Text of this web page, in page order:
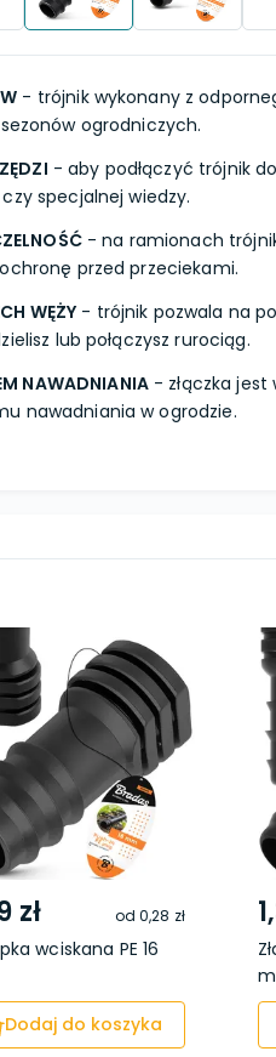
- trójnik wykonany z
ogrodniczych.
- aby podłączyć trójnik
specjalnej wiedzy.
- na ramionach
przed przeciekami.
WĘŻY - trójnik pozwala na
lub połączysz rurociąg.
NAWADNIANIA- złączka jest
nawadniania w ogrodzie.
zł od0,28 zł
wciskana PE 16
Dodaj do koszyka